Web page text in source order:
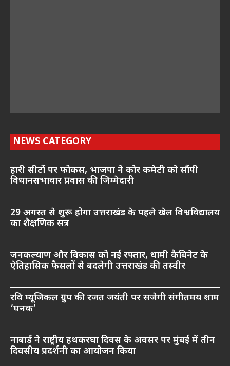
NEWS CATEGORY
हारी सीटों पर फोकस, भाजपा ने कोर कमेटी को सौंपी
विधानसभावार प्रवास की जिम्मेदारी
29 अगस्त से शुरू होगा उत्तराखंड के पहले खेल विश्वविद्यालय
का शैक्षणिक सत्र
जनकल्याण और विकास को नई रफ्तार, धामी कैबिनेट के
ऐतिहासिक फैसलों से बदलेगी उत्तराखंड की तस्वीर
रवि म्यूजिकल ग्रुप की रजत जयंती पर सजेगी संगीतमय शाम
‘घनक’
नाबार्ड ने राष्ट्रीय हथकरघा दिवस के अवसर पर मुंबई में तीन
दिवसीय प्रदर्शनी का आयोजन किया